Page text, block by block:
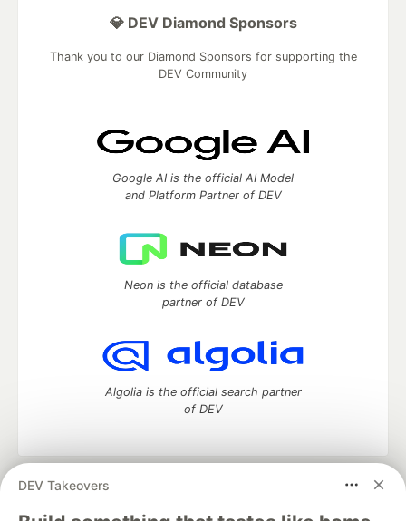
DEV Takeovers
💎 DEV Diamond Sponsors
Thank you to our Diamond Sponsors for supporting the
DEV Community
Google AI is the official AI Model
and Platform Partner of DEV
Neon is the official database
partner of DEV
Algolia is the official search partner
of DEV
DEV Community
— A space to discuss and keep up software
development and manage your software career